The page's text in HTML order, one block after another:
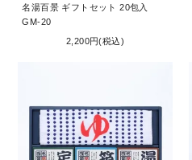
名湯百景 ギフトセット 20包入
GM-20
2,200円(税込)